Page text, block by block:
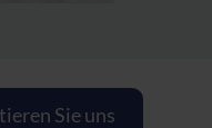
Sie uns